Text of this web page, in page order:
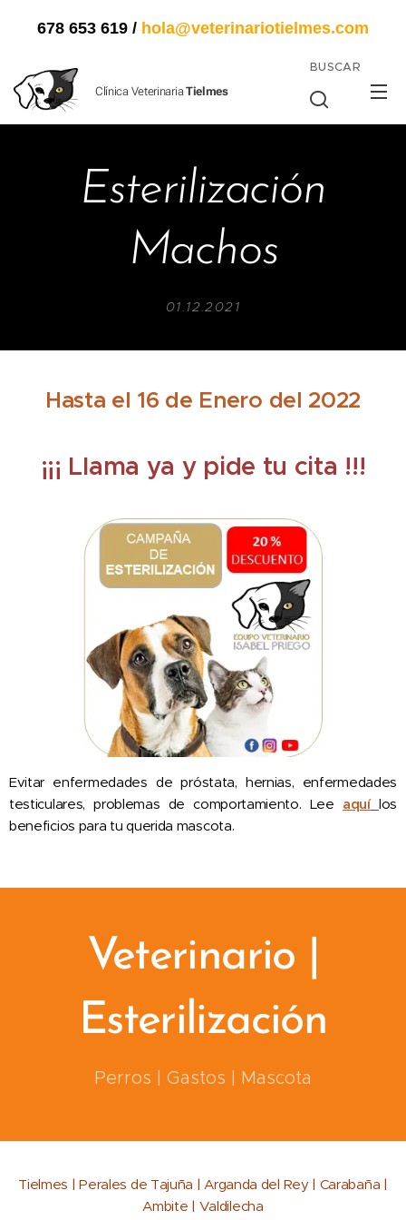
678 653 619 / hola@veterinariotielmes.com
Clínica Veterinaria Tielmes
BUSCAR
Esterilización
Machos
01.12.2021
Hasta el 16 de Enero del 2022
¡¡¡ Llama ya y pide tu cita !!!
Evitar enfermedades de próstata, hernias, enfermedades
testiculares, problemas de comportamiento. Lee aquí los
beneficios para tu querida mascota.
Veterinario |
Esterilización
Perros | Gastos | Mascota
Tielmes | Perales de Tajuña | Arganda del Rey | Carabaña |
Ambite | Valdilecha